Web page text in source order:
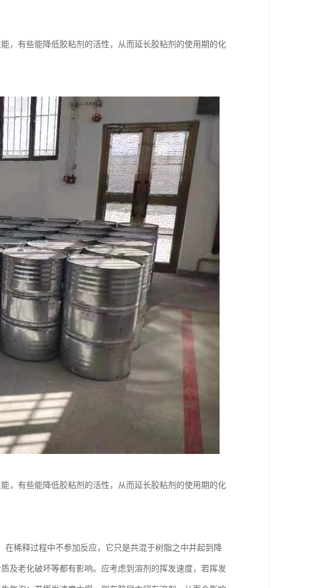
，有些能降低胶粘剂的活性，从而延长胶粘剂的使用期的化
，有些能降低胶粘剂的活性，从而延长胶粘剂的使用期的化
稀释过程中不参加反应，它只是共混于树脂之中并起到降
及老化破坏等都有影响。应考虑到溶剂的挥发速度，若挥发